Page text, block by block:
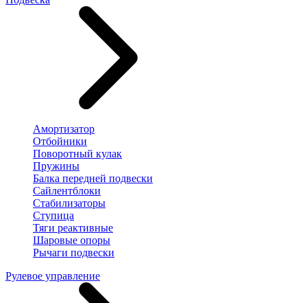
Амортизатор
Отбойники
Поворотный кулак
Пружины
Балка передней подвески
Сайлентблоки
Стабилизаторы
Ступица
Тяги реактивные
Шаровые опоры
Рычаги подвески
Рулевое управление